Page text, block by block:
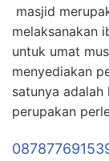
masjid
melaksanakan
untuk umat
menyediakan
satunya
perupakan